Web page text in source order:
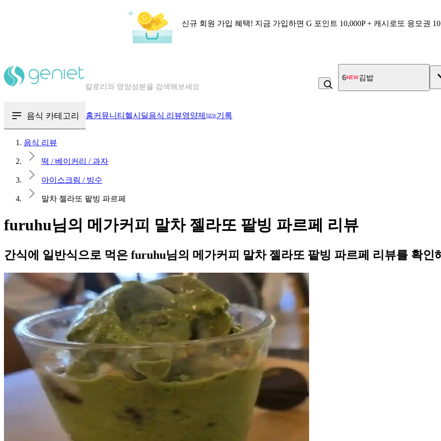
신규 회원 가입 혜택! 지금 가입하면 G 포인트 10,000P + 캐시로또 응모권
음식 · 영양제 리뷰를 찾아보세요
7 고구마
음식 카테고리 홈커뮤니티 헬시딜음식 리뷰영양제 NEW기록
음식 리뷰
떡 / 베이커리 / 과자
아이스크림 / 빙수
말차 젤라또 팥빙 파르페
furuhu님의 메가커피 말차 젤라또 팥빙 파르페 리뷰
간식에 일반식으로 먹은 furuhu님의 메가커피 말차 젤라또 팥빙 파르페 리뷰를 확인